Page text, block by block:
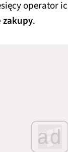
operator
zakupy.
ad